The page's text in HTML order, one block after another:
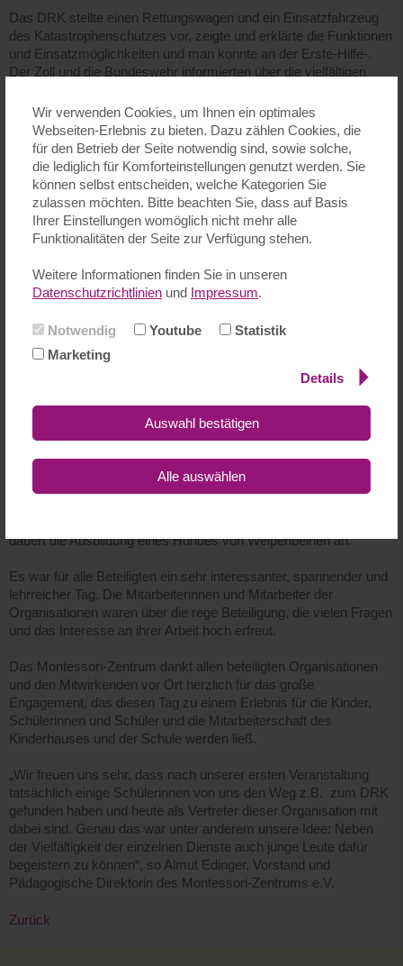
Wir verwenden Cookies, um Ihnen ein optimales
Webseiten-Erlebnis zu bieten. Dazu zählen Cookies, die
für den Betrieb der Seite notwendig sind, sowie solche,
die lediglich für Komforteinstellungen genutzt werden. Sie
können selbst entscheiden, welche Kategorien Sie
zulassen möchten. Bitte beachten Sie, dass auf Basis
Ihrer Einstellungen womöglich nicht mehr alle
Funktionalitäten der Seite zur Verfügung stehen.
Weitere Informationen finden Sie in unseren
Datenschutzrichtlinien und Impressum.
Notwendig Youtube
Statistik
Marketing
Details
Auswahl bestätigen
Alle auswählen
Das DRK stellte einen Rettungswagen und ein Einsatzfahrzeug
des Katastrophenschutzes vor, zeigte und erklärte die Funktionen
und Einsatzmöglichkeiten und man konnte an der Erste-Hilfe-.
Der Zoll und die Bundeswehr informierten über die vielfältigen
Ausbildung und Studium. Die Feuerwehr Marxheim ließ nicht nur
das Führerhaus des Einsatzfahrzeuges erklimmen, sondern die
Kinder und Schülerinnen und Schüler wurden vollständig
eingekleidet und konnten sich an Kübelspritze, D-Schlauch und
Vollstrahlrohr versuchen.
Die Wasserrettung der DLRG bot unterschiedliche
Spielmöglichkeiten an, mit denen man einiges zum Thema
Zoll, Bundeswehr und Feldjäger wurden mit Fragen bestürmt, die
Besonderes Interesse fanden bei allen Beteiligten die
Vorführungen der Rettungshundestaffel der Freiwilligen
Feuerwehr Bad Soden. Die Hunde zeigten ihr breites
unwegsames Gelände und wackelige Brücken laufen können
müssen. Natürlich durften sich auch Kinder und Erwachsene
Alle wurden von den Hunden auch im Gewimmel der vielen
Menschen entdeckt und konnten so -wenn es ein Ernstfall
dauert die Ausbildung eines Hundes von Welpenbeinen an.
Es war für alle Beteiligten ein sehr interessanter, spannender und
lehrreicher Tag. Die Mitarbeiterinnen und Mitarbeiter der
Organisationen waren über die rege Beteiligung, die vielen Fragen
und das Interesse an ihrer Arbeit hoch erfreut.
Das Montessori-Zentrum dankt allen beteiligten Organisationen
und den Mitwirkenden vor Ort herzlich für das große
Engagement, das diesen Tag zu einem Erlebnis für die Kinder,
Schülerinnen und Schüler und die Mitarbeiterschaft des
Kinderhauses und der Schule werden ließ.
„Wir freuen uns sehr, dass nach unserer ersten Veranstaltung
tatsächlich einige Schülerinnen von uns den Weg z.B. zum DRK
gefunden haben und heute als Vertreter dieser Organisation mit
dabei sind. Genau das war unter anderem unsere Idee: Neben
der Vielfältigkeit der einzelnen Dienste auch junge Leute dafür
begeistern zu können“, so Almut Edinger, Vorstand und
Pädagogische Direktorin des Montessori-Zentrums e.V.
Zurück